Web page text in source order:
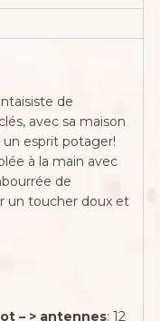
de
avec sa maison
esprit potager!
à la main avec
de
un toucher doux et
– > antennes: 12